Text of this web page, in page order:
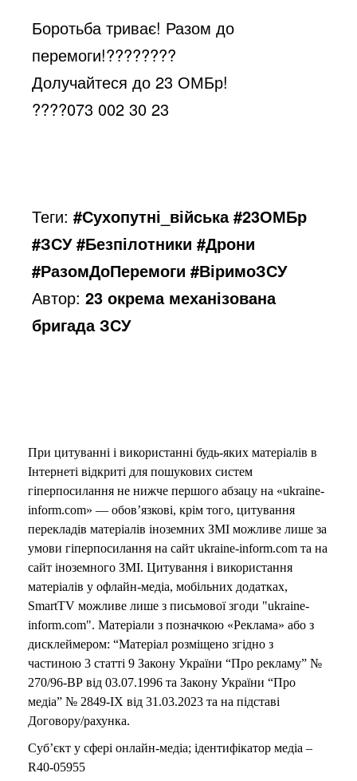
e
o
Боротьба триває! Разом до
перемоги!????????
Долучайтеся до 23 ОМБр!
????073 002 30 23
Теги:#Сухопутні_війська #23ОМБр
#ЗСУ #Безпілотники #Дрони
#РазомДоПеремоги #ВіримоЗСУ
Автор:23 окрема механізована
бригада ЗСУ
При цитуванні і використанні будь-яких матеріалів в
Інтернеті відкриті для пошукових систем
гіперпосилання не нижче першого абзацу на «ukraine-
inform.com» — обов’язкові, крім того, цитування
перекладів матеріалів іноземних ЗМІ можливе лише за
умови гіперпосилання на сайт ukraine-inform.com та на
сайт іноземного ЗМІ. Цитування і використання
матеріалів у офлайн-медіа, мобільних додатках,
SmartTV можливе лише з письмової згоди "ukraine-
inform.com". Матеріали з позначкою «Реклама» або з
дисклеймером: “Матеріал розміщено згідно з
частиною 3 статті 9 Закону України “Про рекламу” №
270/96-ВР від 03.07.1996 та Закону України “Про
медіа” № 2849-IX від 31.03.2023 та на підставі
Договору/рахунка.
Суб’єкт у сфері онлайн-медіа; ідентифікатор медіа –
R40-05955